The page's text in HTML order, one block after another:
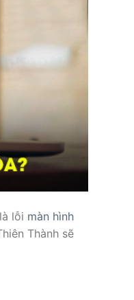
lỗi màn hình
Thành sẽ